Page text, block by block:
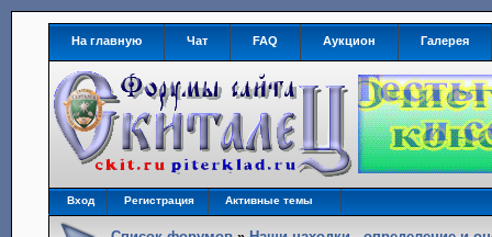
На главную Чат FAQ Аукцион Галерея
Вход Регистрация Активные темы